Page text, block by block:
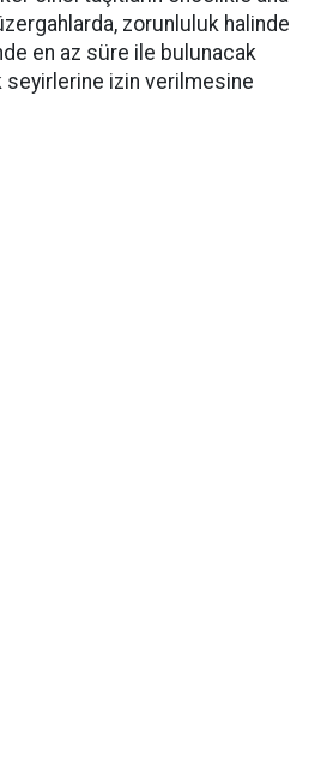
zorunluluk halinde
en az süre ile bulunacak
izin verilmesine